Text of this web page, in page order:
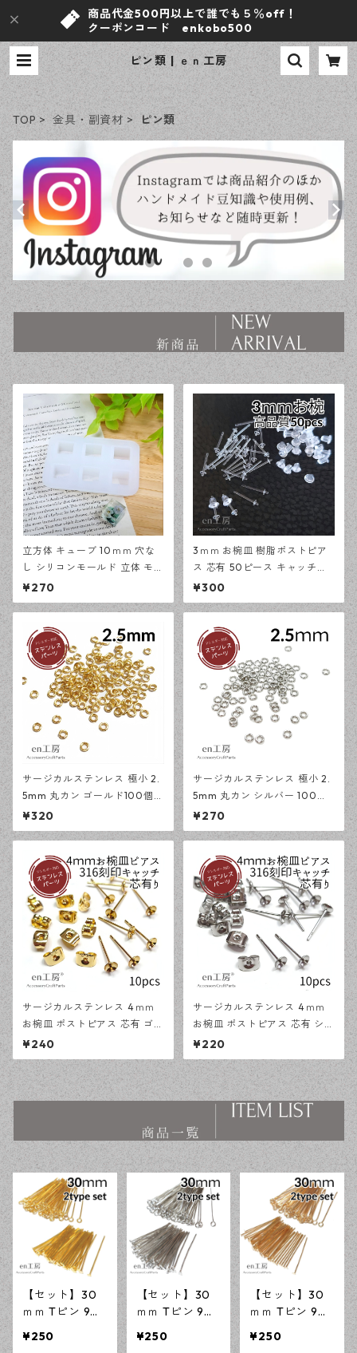
商品代金500円以上で誰でも５％off！
クーポンコード enkobo500
ピン類 | ｅｎ工房
TOP 金具・副資材 ピン類
立方体 キューブ 10ｍｍ 穴な
し シリコンモールド 立体 モー
ルド レジン型 アクセサリー資
材【en工房】
¥270
3ｍｍ お椀皿 樹脂ポストピア
ス 芯有 50ピース キャッチセ
ット アレルギー対応 ピアス ハ
ンドメイド資材 【en工房】
¥300
サージカルステンレス 極小 2.
5mm 丸カン ゴールド100個
アレルギー対応 基礎パーツ ハ
ンドメイド資材 【en工房】
¥320
サージカルステンレス 極小 2.
5mm 丸カン シルバー 100個
アレルギー対応 基礎パーツ ハ
ンドメイド資材 【en工房】
¥270
サージカルステンレス 4ｍｍ
お椀皿 ポストピアス 芯有 ゴー
ルド 10ピース 316刻印キャッ
チセット アレルギー対応 ピア
ス ハンドメイド資材 【en工
房】
¥240
サージカルステンレス 4ｍｍ
お椀皿 ポストピアス 芯有 シル
バー 10ピース 316刻印キャッ
チセット アレルギー対応 ピア
ス ハンドメイド資材 【en工
房】
¥220
【セット】30
ｍｍ Tピン 9ピ
00本 ニッケル
¥250
【セット】30
ｍｍ Tピン 9ピ
00本 ニッケル
¥250
【セット】30
ｍｍ Tピン 9ピ
各100本 ニッケ
¥250